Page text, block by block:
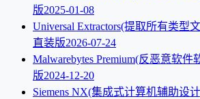
版2025-01-08
Universal Extractors(提取所有类型
直装版2026-07-24
Malwarebytes Premium(反恶意软件
版2024-12-20
Siemens NX(集成式计算机辅助设